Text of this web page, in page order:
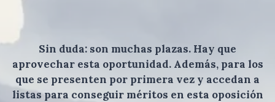
Sin duda: son muchas plazas. Hay que
aprovechar esta oportunidad. Además, para los
que se presenten por primera vez y accedan a
listas para conseguir méritos en esta oposición